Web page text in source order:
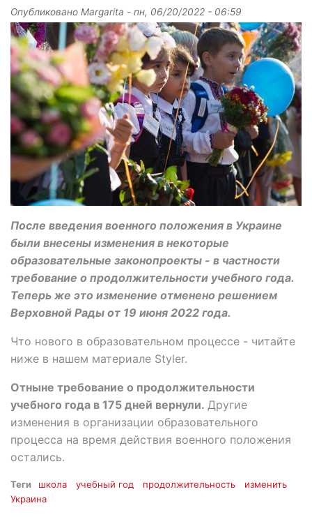
Опубликовано Margarita - пн, 06/20/2022 - 06:59
После введения военного положения в Украине
были внесены изменения в некоторые
образовательные законопроекты - в частности
требование о продолжительности учебного года.
Теперь же это изменение отменено решением
Верховной Рады от 19 июня 2022 года.
Что нового в образовательном процессе - читайте
ниже в нашем материале Styler.
Отныне требование о продолжительности
учебного года в 175 дней вернули. Другие
изменения в организации образовательного
процесса на время действия военного положения
остались.
Теги школа учебный год продолжительность
изменить
Украина